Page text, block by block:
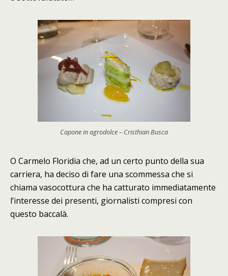
Capone in agrodolce – Cristhian Busca
O Carmelo Floridia che, ad un certo punto della sua
carriera, ha deciso di fare una scommessa che si
chiama vasocottura che ha catturato immediatamente
l’interesse dei presenti, giornalisti compresi con
questo baccalà.